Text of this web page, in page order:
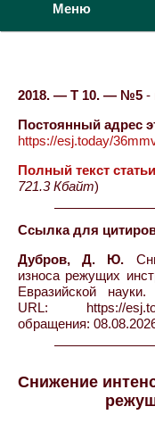
Меню
2018. — Т 10. — №5 -
Постоянный адрес
https://esj.today/
Полный текст
721.3 Кбайт)
Ссылка для
Дубров, Д. Ю.
износа режущих
Евразийской
URL: https://
обращения:
Снижение